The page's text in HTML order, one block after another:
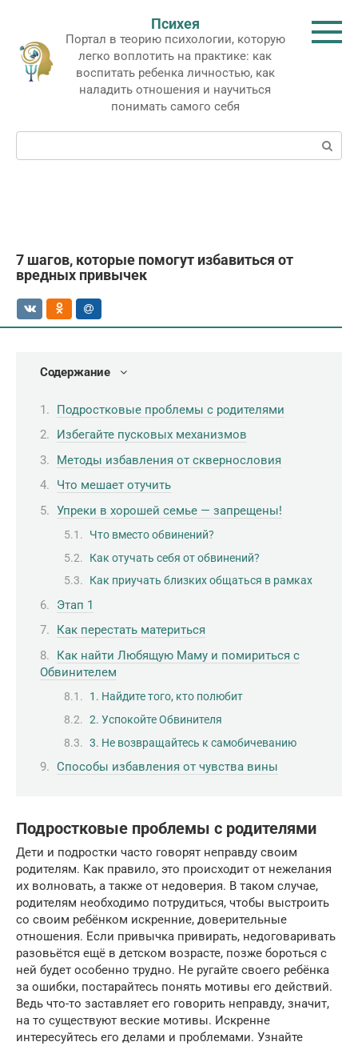
контенту
Психея
Портал в теорию психологии, которую
легко воплотить на практике: как
воспитать ребенка личностью, как
наладить отношения и научиться
понимать самого себя
Поиск:
7 шагов, которые помогут избавиться от
вредных привычек
Содержание
Подростковые проблемы с родителями
Избегайте пусковых механизмов
Методы избавления от сквернословия
Что мешает отучить
Упреки в хорошей семье — запрещены!
Что вместо обвинений?
Как отучать себя от обвинений?
Как приучать близких общаться в рамках
Этап 1
Как перестать материться
Как найти Любящую Маму и помириться с
Обвинителем
1. Найдите того, кто полюбит
2. Успокойте Обвинителя
3. Не возвращайтесь к самобичеванию
Способы избавления от чувства вины
Подростковые проблемы с родителями
Дети и подростки часто говорят неправду своим
родителям. Как правило, это происходит от нежелания
их волновать, а также от недоверия. В таком случае,
родителям необходимо потрудиться, чтобы выстроить
со своим ребёнком искренние, доверительные
отношения. Если привычка привирать, недоговаривать
разовьётся ещё в детском возрасте, позже бороться с
ней будет особенно трудно. Не ругайте своего ребёнка
за ошибки, постарайтесь понять мотивы его действий.
Ведь что-то заставляет его говорить неправду, значит,
на то существуют веские мотивы. Искренне
интересуйтесь его делами и проблемами. Узнайте